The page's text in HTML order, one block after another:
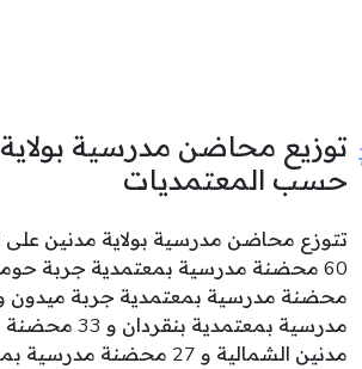
توزيع محاضن مدرسية
حسب المعتمديات
تتوزع محاضن مدرسية بولاية مدنين على
مدرسية
مدنين الشمالية و 27